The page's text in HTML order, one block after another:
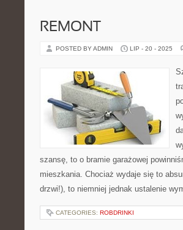
REMONT
POSTED BY ADMIN LIP - 20 - 2025
szansę, to o bramie garażowej
mieszkania. Chociaż wydaje się to
drzwi!), to niemniej jednak ustalenie
CATEGORIES: ROBDRINKI